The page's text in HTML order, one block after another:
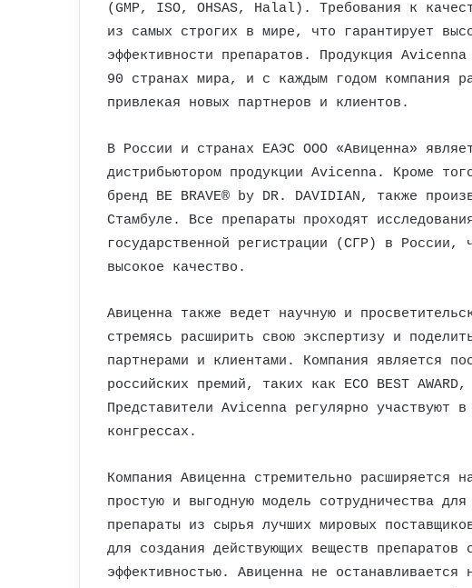
(GMP, ISO, OHSAS, Halal). Требования к
из самых строгих в мире, что гарантирует
эффективности препаратов. Продукция
90 странах мира, и с каждым годом компания
привлекая новых партнеров и клиентов.
В России и странах ЕАЭС ООО «Авиценна»
дистрибьютором продукции Avicenna. Кроме
бренд BE BRAVE® by DR. DAVIDIAN, также
Стамбуле. Все препараты проходят
государственной регистрации (СГР) в России,
высокое качество.
Авиценна также ведет научную и
стремясь расширить свою экспертизу и
партнерами и клиентами. Компания является
российских премий, таких как ECO BEST
Представители Avicenna регулярно участвуют
конгрессах.
Компания Авиценна стремительно расширяется
простую и выгодную модель сотрудничества
препараты из сырья лучших мировых
для создания действующих веществ препаратов
эффективностью. Авиценна не